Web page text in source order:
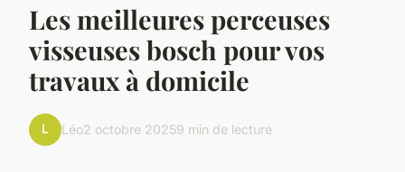
Les meilleures perceuses
visseuses bosch pour vos
travaux à domicile
L Léo2 octobre 20259 min de lecture